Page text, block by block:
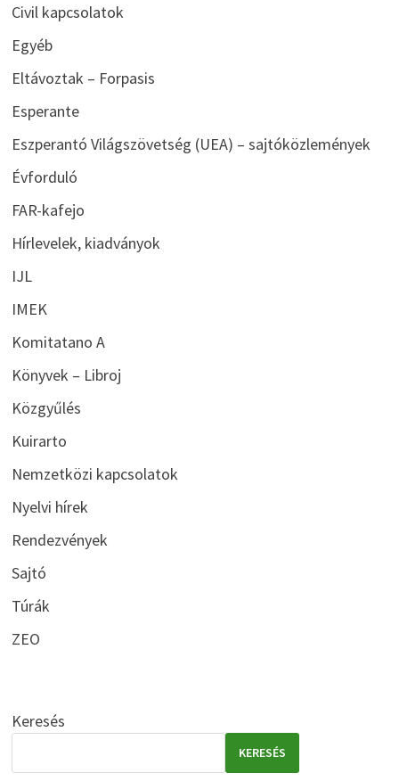
Civil kapcsolatok
Egyéb
Eltávoztak – Forpasis
Esperante
Eszperantó Világszövetség (UEA) – sajtóközlemények
Évforduló
FAR-kafejo
Hírlevelek, kiadványok
IJL
IMEK
Komitatano A
Könyvek – Libroj
Közgyűlés
Kuirarto
Nemzetközi kapcsolatok
Nyelvi hírek
Rendezvények
Sajtó
Túrák
ZEO
Keresés
KERESÉS